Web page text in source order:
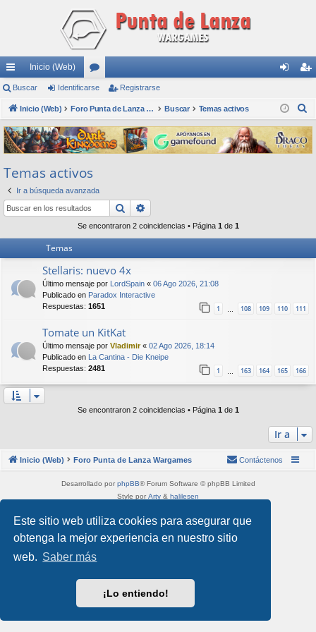
Este sitio web utiliza cookies para asegurar que
obtenga la mejor experiencia en nuestro sitio
web. Saber más
¡Lo entiendo!
nl
ac
es
rá
pi
do
s
Inicio (Web)
or
os nti
fic
ar
ist
ra
rs
Buscar Identificarse Registrarse
Inicio (Web) Foro Punta de Lanza Wargames Buscar Temas activos
s
c
Temas activos
Ir a búsqueda avanzada
Buscar
Se encontraron 2 coincidencias • Página 1 de 1
Temas
Stellaris: nuevo 4x
Último mensaje por LordSpain « 06 Ago 2026, 21:08
Publicado en Paradox Interactive
Respuestas: 1651 1 108 109 110 111
Tomate un KitKat
Último mensaje por Vladimir« 02 Ago 2026, 18:14
Publicado en La Cantina - Die Kneipe
Respuestas: 2481 1 163 164 165 166
Se encontraron 2 coincidencias • Página 1 de 1
Ir a
Inicio (Web) Foro Punta de Lanza Wargames Contáctenos
Desarrollado por phpBB® Forum Software © phpBB Limited
Style por Arty & halilesen
Privacidad| Condiciones